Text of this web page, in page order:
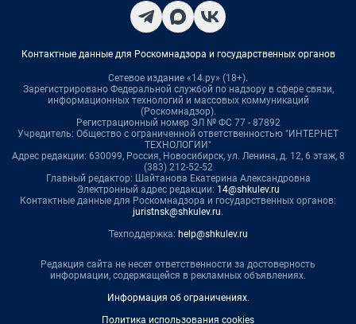
Контактные данные для Роскомнадзора и государственных органов
Сетевое издание «14.ру» (18+).
Зарегистрировано Федеральной службой по надзору в сфере связи,
информационных технологий и массовых коммуникаций
(Роскомнадзор).
Регистрационный номер ЭЛ № ФС 77 - 87892
Учредитель: Общество с ограниченной ответственностью "ИНТЕРНЕТ
ТЕХНОЛОГИИ"
Адрес редакции: 630099, Россия, Новосибирск, ул. Ленина, д. 12, 6 этаж, 8
(383) 212-52-52
Главный редактор: Шайтанова Екатерина Александровна
Электронный адрес редакции: 14@shkulev.ru
Контактные данные для Роскомнадзора и государственных органов:
juristnsk@shkulev.ru.
Техподдержка: help@shkulev.ru
Редакция сайта не несет ответственности за достоверность
информации, содержащейся в рекламных объявлениях.
Информация об ограничениях.
Политика использования cookies